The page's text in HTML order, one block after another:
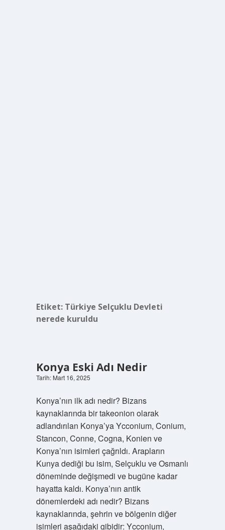
Etiket: Türkiye Selçuklu Devleti
nerede kuruldu
Konya Eski Adı Nedir
Tarih: Mart 16, 2025
Konya’nın ilk adı nedir? Bizans
kaynaklarında bir takeonion olarak
adlandırılan Konya’ya Ycconium, Conium,
Stancon, Conne, Cogna, Konien ve
Konya’nın isimleri çağrıldı. Arapların
Kunya dediği bu isim, Selçuklu ve Osmanlı
döneminde değişmedi ve bugüne kadar
hayatta kaldı. Konya’nın antik
dönemlerdeki adı nedir? Bizans
kaynaklarında, şehrin ve bölgenin diğer
isimleri aşağıdaki gibidir: Ycconium,